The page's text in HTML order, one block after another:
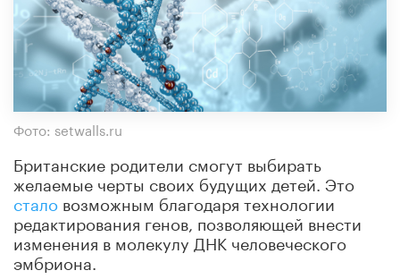
Фото: setwalls.ru
Британские родители смогут выбирать
желаемые черты своих будущих детей. Это
стало возможным благодаря технологии
редактирования генов, позволяющей внести
изменения в молекулу ДНК человеческого
эмбриона.